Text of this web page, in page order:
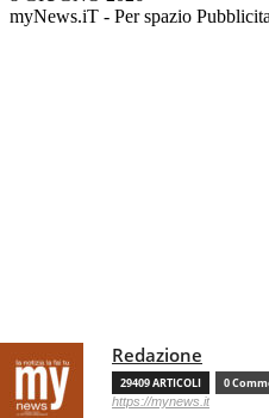
myNews.iT - Per spazio
Redazione
29409 ARTICOLI 0
https://mynews.it